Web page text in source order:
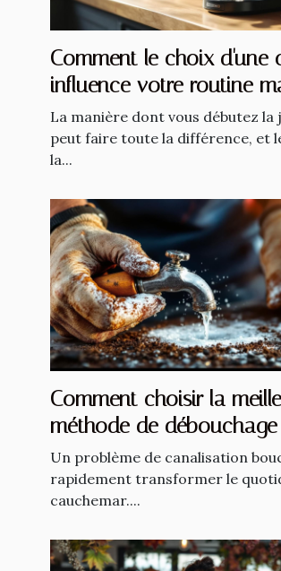
Comment le choix d'une
influence votre routine
?
La manière dont vous débutez la
peut faire toute la différence, et
la...
Comment choisir la
méthode de
vos canalisations ?
Un problème de canalisation
rapidement transformer le
cauchemar....